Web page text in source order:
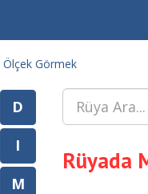
Görmek
Rüyada
D
I
M